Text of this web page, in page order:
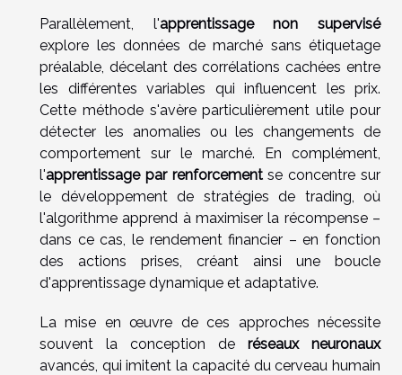
Parallèlement, l'apprentissage non supervisé
explore les données de marché sans étiquetage
préalable, décelant des corrélations cachées entre
les différentes variables qui influencent les prix.
Cette méthode s'avère particulièrement utile pour
détecter les anomalies ou les changements de
comportement sur le marché. En complément,
l'apprentissage par renforcementse concentre sur
le développement de stratégies de trading, où
l'algorithme apprend à maximiser la récompense –
dans ce cas, le rendement financier – en fonction
des actions prises, créant ainsi une boucle
d'apprentissage dynamique et adaptative.
La mise en œuvre de ces approches nécessite
souvent la conception de réseaux neuronaux
avancés, qui imitent la capacité du cerveau humain